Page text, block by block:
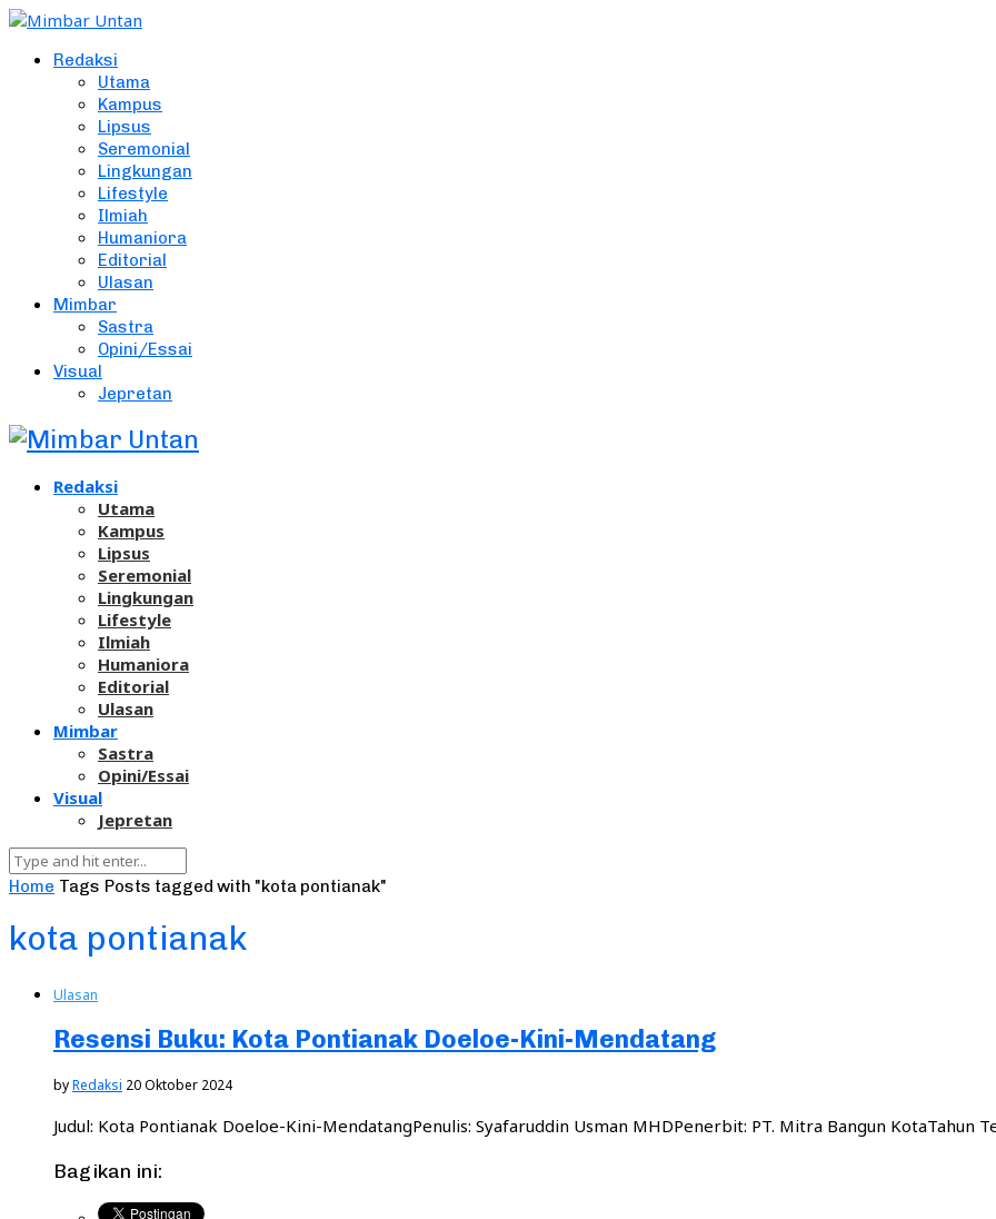
Redaksi
Utama
Kampus
Lipsus
Seremonial
Lingkungan
Lifestyle
Ilmiah
Humaniora
Editorial
Ulasan
Mimbar
Sastra
Opini/Essai
Visual
Jepretan
Redaksi
Utama
Kampus
Lipsus
Seremonial
Lingkungan
Lifestyle
Ilmiah
Humaniora
Editorial
Ulasan
Mimbar
Sastra
Opini/Essai
Visual
Jepretan
Home Tags Posts tagged with "kota pontianak"
kota pontianak
Ulasan
Resensi Buku: Kota Pontianak Doeloe-Kini-Mendatang
byRedaksi 20 Oktober 2024
Judul: Kota Pontianak Doeloe-Kini-MendatangPenulis: Syafaruddin Usman MHDPenerbit: PT. Mitra Bangun KotaTahun
Bagikan ini: